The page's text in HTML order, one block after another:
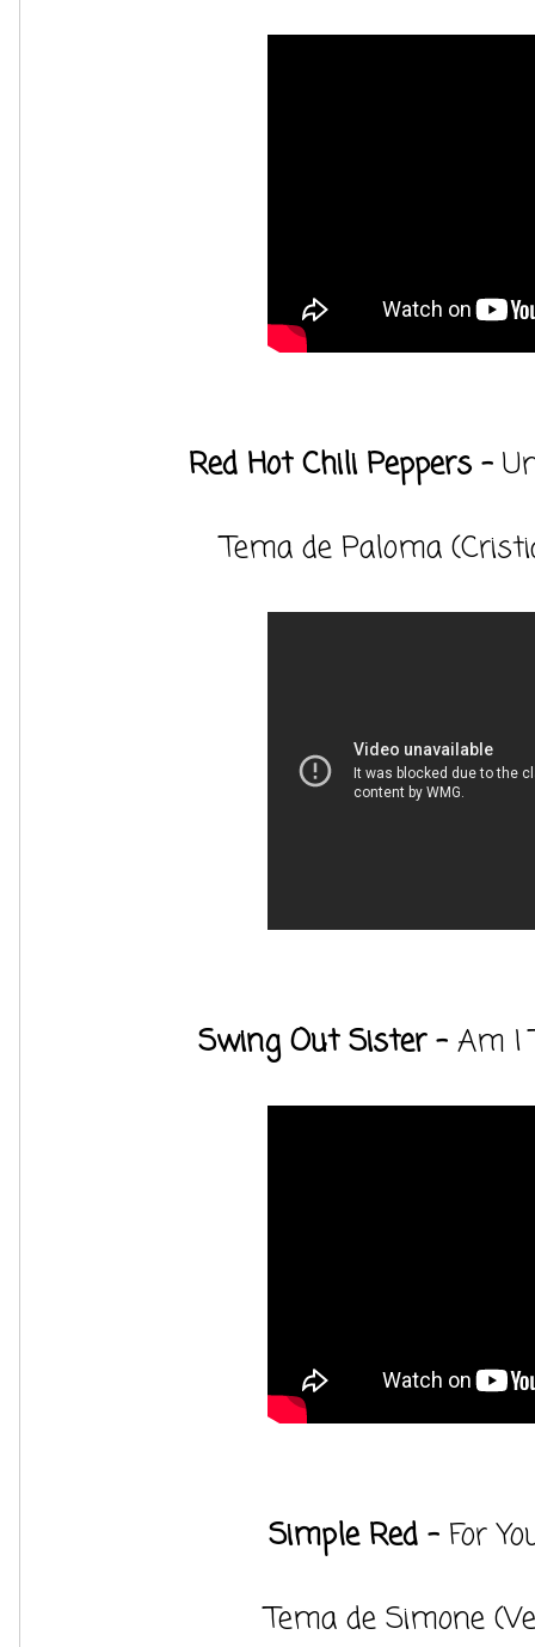
Red Hot Chili Peppers -
Tema de Paloma
Swing Out Sister - Am I
Simple Red -For
Tema de Simone